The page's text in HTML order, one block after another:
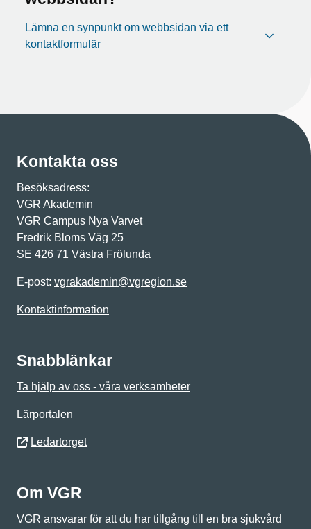
Lämna en synpunkt om webbsidan via ett
kontaktformulär
Kontakta oss
Besöksadress:
VGR Akademin
VGR Campus Nya Varvet
Fredrik Bloms Väg 25
SE 426 71 Västra Frölunda
E-post: vgrakademin@vgregion.se
Kontaktinformation
Snabblänkar
Ta hjälp av oss - våra verksamheter
Lärportalen
Ledartorget
Om VGR
VGR ansvarar för att du har tillgång till en bra sjukvård